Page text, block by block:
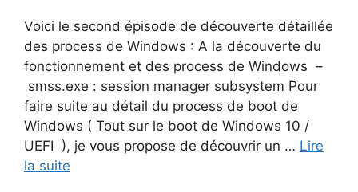
Voici le second épisode de découverte détaillée
des process de Windows : A la découverte du
fonctionnement et des process de Windows –
smss.exe : session manager subsystem Pour
faire suite au détail du process de boot de
Windows ( Tout sur le boot de Windows 10 /
UEFI ), je vous propose de découvrir un … Lire
la suite